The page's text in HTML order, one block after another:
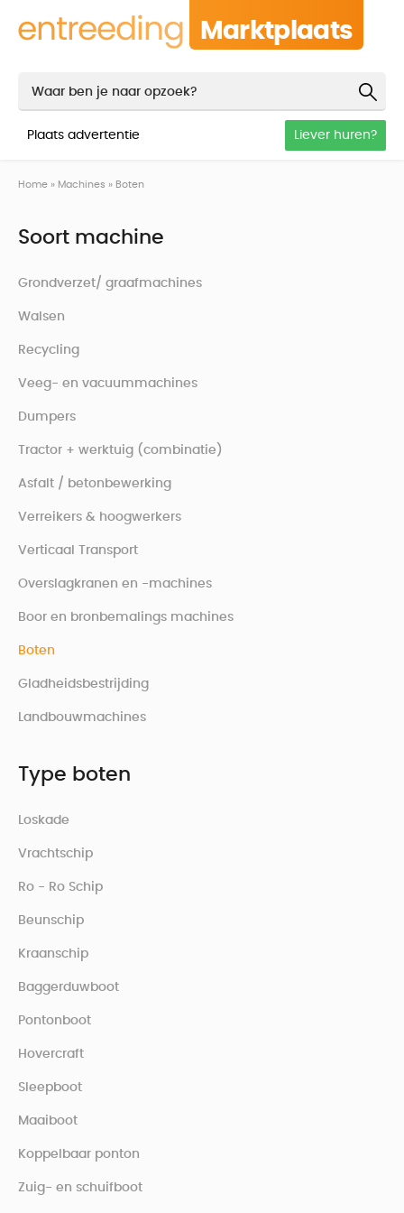
Marktplaats
Plaats advertentie Liever huren?
Home » Machines » Boten
Soort machine
Grondverzet/ graafmachines
Walsen
Recycling
Veeg- en vacuummachines
Dumpers
Tractor + werktuig (combinatie)
Asfalt / betonbewerking
Verreikers & hoogwerkers
Verticaal Transport
Overslagkranen en -machines
Boor en bronbemalings machines
Boten
Gladheidsbestrijding
Landbouwmachines
Type boten
Loskade
Vrachtschip
Ro - Ro Schip
Beunschip
Kraanschip
Baggerduwboot
Pontonboot
Hovercraft
Sleepboot
Maaiboot
Koppelbaar ponton
Zuig- en schuifboot